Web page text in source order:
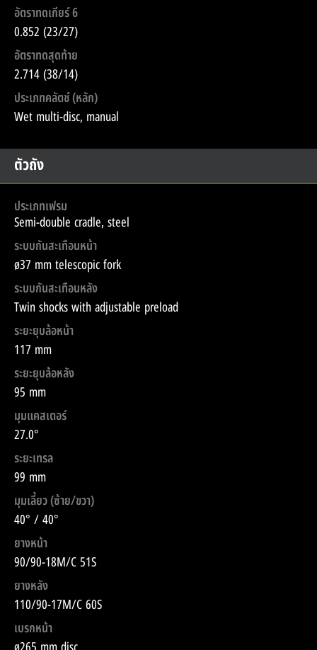
อัตราทดเกียร์ 6
0.852 (23/27)
อัตราทดสุดท้าย
2.714 (38/14)
ประเภทคลัตช์ (หลัก)
Wet multi-disc, manual
ตัวถัง
ประเภทเฟรม
Semi-double cradle, steel
ระบบกันสะเทือนหน้า
ø37 mm telescopic fork
ระบบกันสะเทือนหลัง
Twin shocks with adjustable preload
ระยะยุบล้อหน้า
117 mm
ระยะยุบล้อหลัง
95 mm
มุมแคสเตอร์
27.0°
ระยะเทรล
99 mm
มุมเลี้ยว (ซ้าย/ขวา)
40° / 40°
ยางหน้า
90/90-18M/C 51S
ยางหลัง
110/90-17M/C 60S
เบรกหน้า